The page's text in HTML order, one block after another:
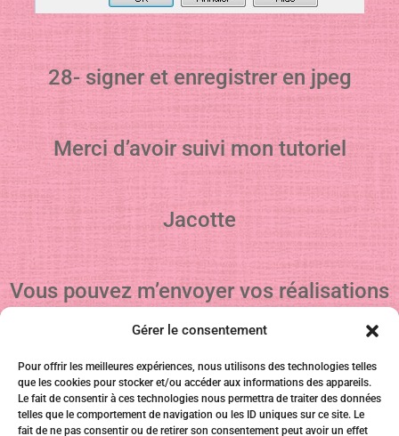
Gérer le consentement
Pour offrir les meilleures expériences, nous utilisons des technologies telles
que les cookies pour stocker et/ou accéder aux informations des appareils.
Le fait de consentir à ces technologies nous permettra de traiter des données
telles que le comportement de navigation ou les ID uniques sur ce site. Le
fait de ne pas consentir ou de retirer son consentement peut avoir un effet
28- signer et enregistrer en jpeg
Merci d’avoir suivi mon tutoriel
Jacotte
Vous pouvez m’envoyer vos réalisations